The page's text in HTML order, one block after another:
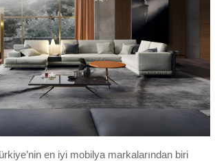
en iyi mobilya markalarından biri